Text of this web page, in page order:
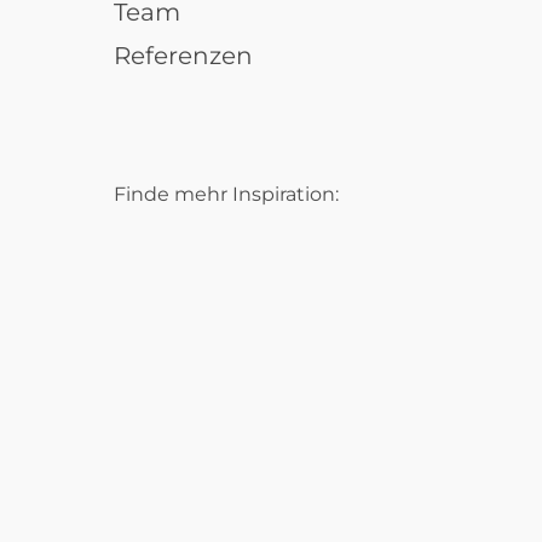
Team
Referenzen
Finde mehr Inspiration: